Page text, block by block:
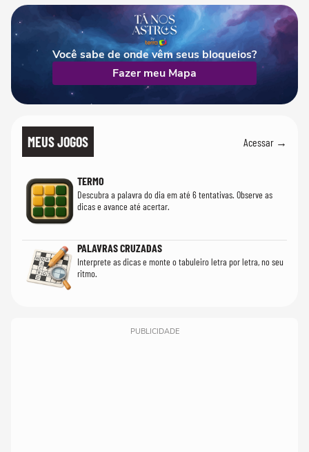
Você sabe de onde vêm seus bloqueios?
Fazer meu Mapa
MEUS JOGOS Acessar →
TERMO
Descubra a palavra do dia em até 6 tentativas. Observe as
dicas e avance até acertar.
PALAVRAS CRUZADAS
Interprete as dicas e monte o tabuleiro letra por letra, no seu
ritmo.
PUBLICIDADE